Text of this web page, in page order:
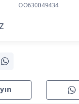
OO630049434